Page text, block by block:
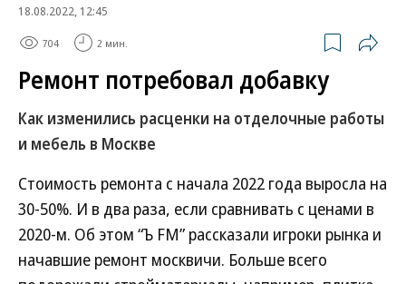
18.08.2022, 12:45
704 2 мин.
Ремонт потребовал добавку
Как изменились расценки на отделочные работы
и мебель в Москве
Стоимость ремонта с начала 2022 года выросла на
30-50%. И в два раза, если сравнивать с ценами в
2020-м. Об этом “Ъ FM” рассказали игроки рынка и
начавшие ремонт москвичи. Больше всего